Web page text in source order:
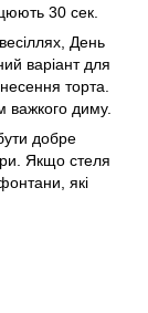
30 сек.
День
варіант для
торта.
важкого диму.
добре
Якщо стеля
які